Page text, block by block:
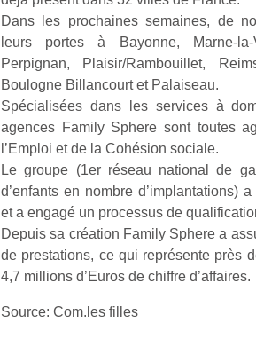
Dans les prochaines semaines, de
leurs portes à Bayonne, Marne-la-
Perpignan, Plaisir/Rambouillet,
Boulogne Billancourt et Palaiseau.
Spécialisées dans les services à
agences Family Sphere sont toutes
l’Emploi et de la Cohésion sociale.
Le groupe (1er réseau national de
d’enfants en nombre d’implantations)
et a engagé un processus de
Depuis sa création Family Sphere a
de prestations, ce qui représente près
4,7 millions d’Euros de chiffre d’affaires.
Source: Com.les filles
physique
ou
apprentissage…